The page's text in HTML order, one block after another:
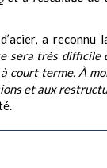
a reconnu
sera très difficile
court terme. À
et aux